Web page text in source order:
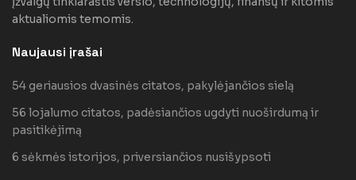
aktualiomis temomis.
Naujausi įrašai
54 geriausios dvasinės citatos, pakylėjančios sielą
56 lojalumo citatos, padėsiančios ugdyti nuoširdumą ir
pasitikėjimą
6 sėkmės istorijos, priversiančios nusišypsoti